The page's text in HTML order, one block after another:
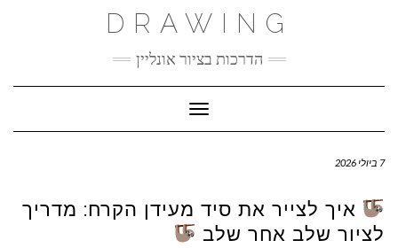
DRAWING
הדרכות בציור אונליין
Toggle Navigation
7 ביולי 2026
איך לצייר את סיד מעידן הקרח: מדריך
לציור שלב אחר שלב